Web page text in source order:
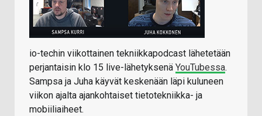
io-techin viikottainen tekniikkapodcast lähetetään
perjantaisin klo 15 live-lähetyksenä YouTubessa.
Sampsa ja Juha käyvät keskenään läpi kuluneen
viikon ajalta ajankohtaiset tietotekniikka- ja
mobiiliaiheet.